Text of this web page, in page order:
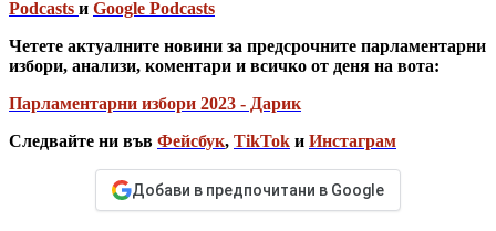
Podcasts и Google Podcasts
Четете актуалните новини за предсрочните парламентарни
избори, анализи, коментари и всичко от деня на вота:
Парламентарни избори 2023 - Дарик
Следвайте ни във Фейсбук, TikTok и Инстаграм
Добави в предпочитани в Google